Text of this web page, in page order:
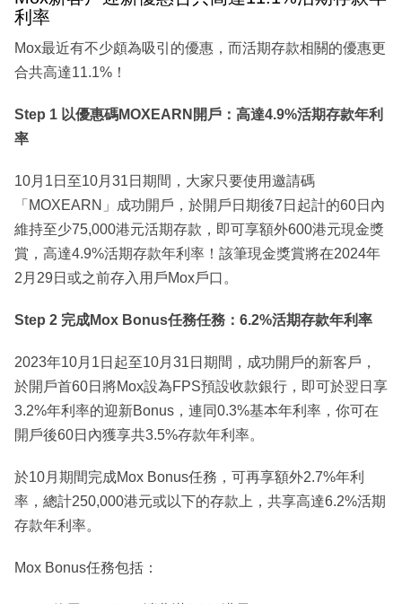
利率
Mox最近有不少頗為吸引的優惠，而活期存款相關的優惠更
合共高達11.1%！
Step 1 以優惠碼MOXEARN開戶：高達4.9%活期存款年利
率
10月1日至10月31日期間，大家只要使用邀請碼
「MOXEARN」成功開戶，於開戶日期後7日起計的60日內
維持至少75,000港元活期存款，即可享額外600港元現金獎
賞，高達4.9%活期存款年利率！該筆現金獎賞將在2024年
2月29日或之前存入用戶Mox戶口。
Step 2 完成Mox Bonus任務任務：6.2%活期存款年利率
2023年10月1日起至10月31日期間，成功開戶的新客戶，
於開戶首60日將Mox設為FPS預設收款銀行，即可於翌日享
3.2%年利率的迎新Bonus，連同0.3%基本年利率，你可在
開戶後60日內獲享共3.5%存款年利率。
於10月期間完成Mox Bonus任務，可再享額外2.7%年利
率，總計250,000港元或以下的存款上，共享高達6.2%活期
存款年利率。
Mox Bonus任務包括：